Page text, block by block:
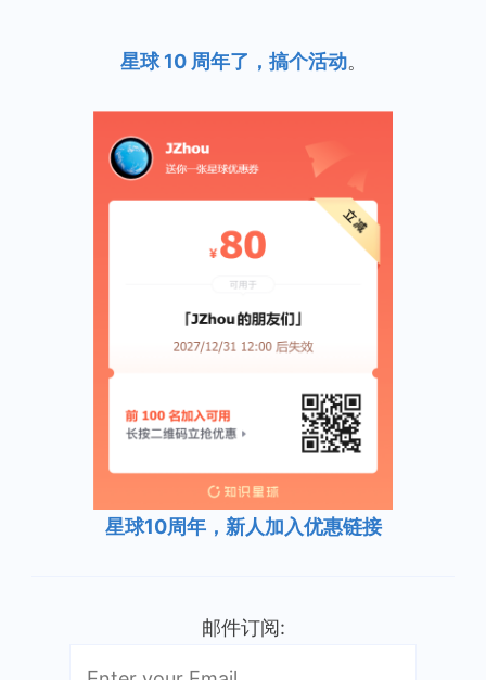
星球 10 周年了，搞个活动。
星球10周年，新人加入优惠链接
邮件订阅: